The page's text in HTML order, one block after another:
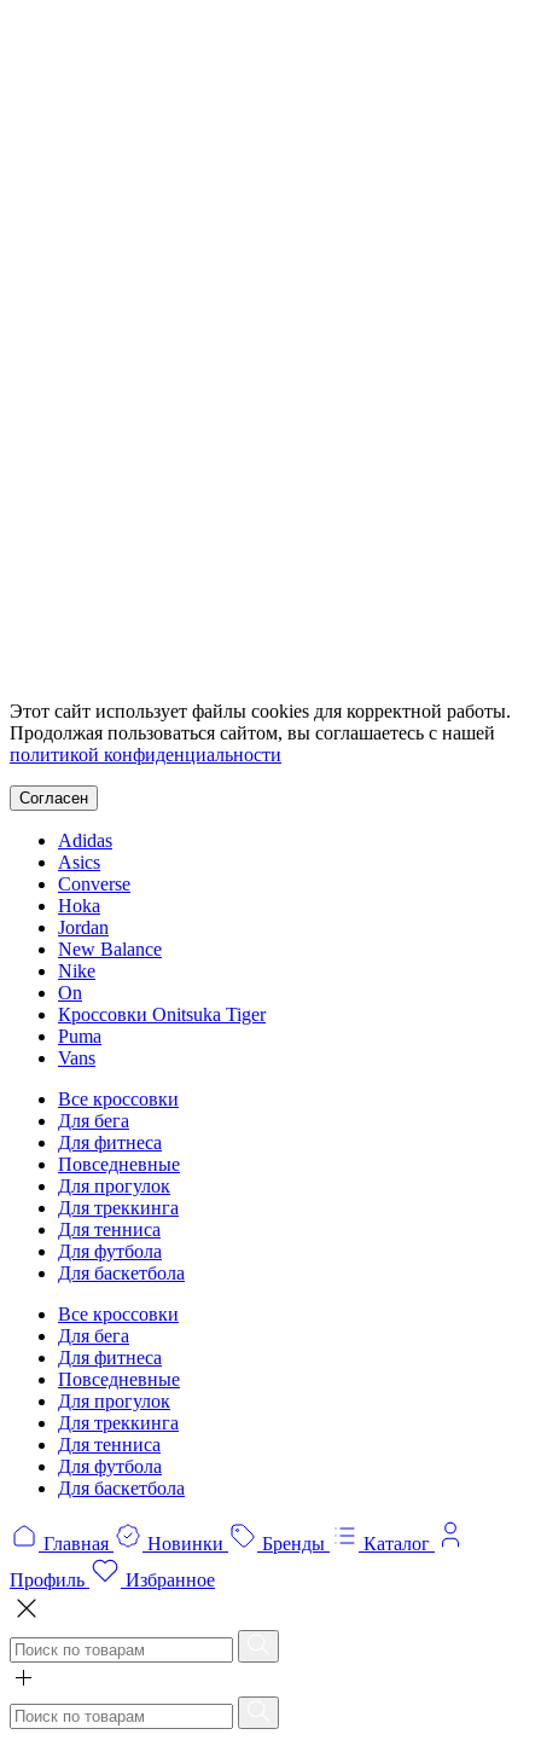
Этот сайт использует файлы cookies для корректной работы.
Продолжая пользоваться сайтом, вы соглашаетесь с нашей
политикой конфиденциальности
Согласен
Adidas
Asics
Converse
Hoka
Jordan
New Balance
Nike
On
Кроссовки Onitsuka Tiger
Puma
Vans
Все кроссовки
Для бега
Для фитнеса
Повседневные
Для прогулок
Для треккинга
Для тенниса
Для футбола
Для баскетбола
Все кроссовки
Для бега
Для фитнеса
Повседневные
Для прогулок
Для треккинга
Для тенниса
Для футбола
Для баскетбола
Главная Новинки Бренды
Каталог
Профиль
Избранное